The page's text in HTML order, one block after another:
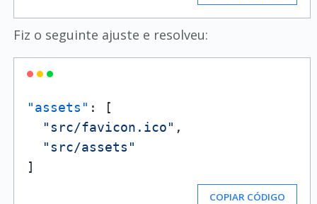
Fiz o seguinte ajuste e resolveu:
"assets" :
[
"src/favicon.ico" ,
"src/assets"
]
COPIAR CÓDIGO